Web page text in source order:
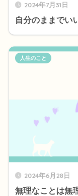
2024年7月31日
自分のままでい
2024年6月28日
無理なことは無
人生のこと